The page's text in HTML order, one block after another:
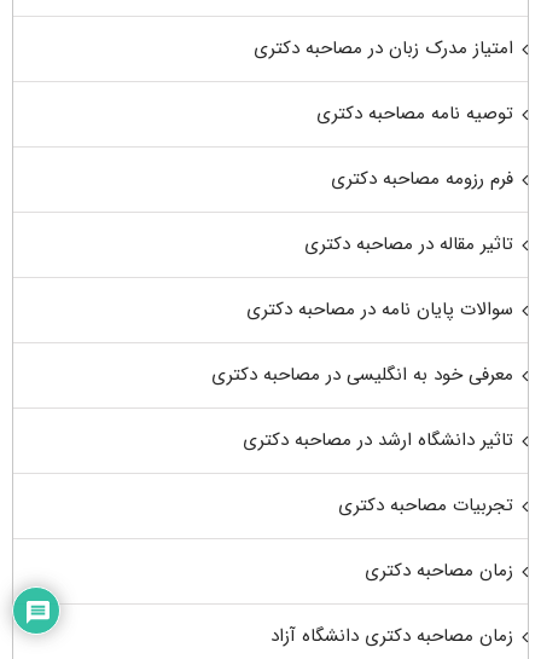
امتیاز مدرک زبان در مصاحبه دکتری
توصیه نامه مصاحبه دکتری
فرم رزومه مصاحبه دکتری
تاثیر مقاله در مصاحبه دکتری
سوالات پایان نامه در مصاحبه دکتری
معرفی خود به انگلیسی در مصاحبه دکتری
تاثیر دانشگاه ارشد در مصاحبه دکتری
تجربیات مصاحبه دکتری
زمان مصاحبه دکتری
زمان مصاحبه دکتری دانشگاه آزاد